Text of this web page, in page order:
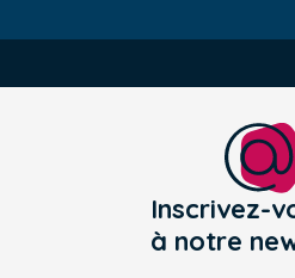
Inscrivez-
à notre